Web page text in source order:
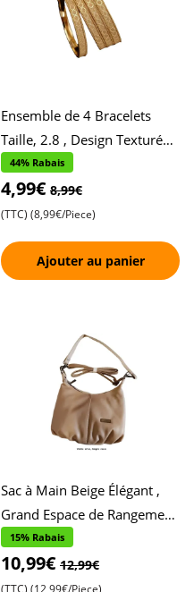
Ensemble de 4 Bracelets
Taille, 2.8 , Design Texturé
pour Occasions Spéciales ,
Accessoires Élégants
44% Rabais
4,99€ 8,99€
(TTC) (8,99€/Piece)
Ajouter au panier
Sac à Main Beige Élégant ,
Grand Espace de Rangement
avec Deux Fermetures Éclair
, Parfaite Alliance
15% Rabais
10,99€ 12,99€
(TTC) (12,99€/Piece)